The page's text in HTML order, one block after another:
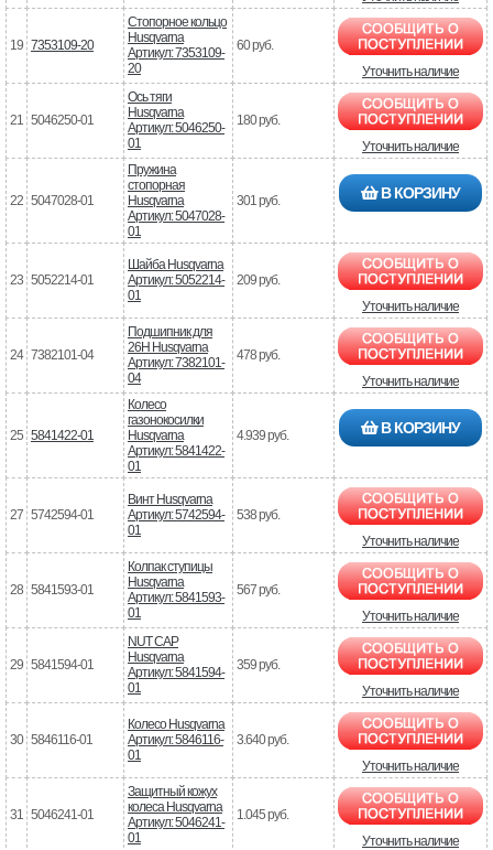
19 7353109-20
Стопорное кольцо
Husqvarna
Артикул: 7353109-
20
60 руб.
Уточнить наличие
21 5046250-01
Ось тяги
Husqvarna
Артикул: 5046250-
01
180 руб.
Уточнить наличие
22 5047028-01
Пружина
стопорная
Husqvarna
Артикул: 5047028-
01
301 руб. В КОРЗИНУ
23 5052214-01
Шайба Husqvarna
Артикул: 5052214-
01
209 руб.
Уточнить наличие
24 7382101-04
Подшипник для
26Н Husqvarna
Артикул: 7382101-
04
478 руб.
Уточнить наличие
25 5841422-01
Колесо
газонокосилки
Husqvarna
Артикул: 5841422-
01
4.939 руб. В КОРЗИНУ
27 5742594-01
Винт Husqvarna
Артикул: 5742594-
01
538 руб.
Уточнить наличие
28 5841593-01
Колпак ступицы
Husqvarna
Артикул: 5841593-
01
567 руб.
Уточнить наличие
29 5841594-01
NUT CAP
Husqvarna
Артикул: 5841594-
01
359 руб.
Уточнить наличие
30 5846116-01
Колесо Husqvarna
Артикул: 5846116-
01
3.640 руб.
Уточнить наличие
31 5046241-01
Защитный кожух
колеса Husqvarna
Артикул: 5046241-
01
1.045 руб.
Уточнить наличие